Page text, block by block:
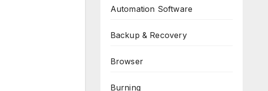
Automation Software
Backup & Recovery
Browser
Burning